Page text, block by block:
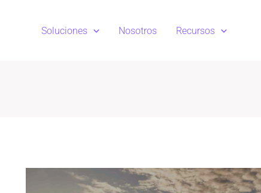
Soluciones Nosotros Recursos